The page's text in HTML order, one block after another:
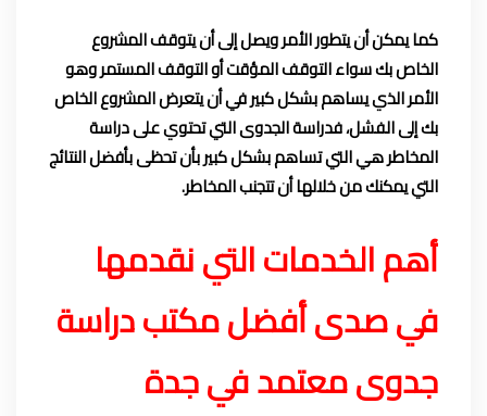
كما يمكن أن يتطور الأمر ويصل إلى أن يتوقف المشروع
الخاص بك سواء التوقف المؤقت أو التوقف المستمر وهو
الأمر الذي يساهم بشكل كبير في أن يتعرض المشروع الخاص
بك إلى الفشل، فدراسة الجدوى التي تحتوي على دراسة
المخاطر هي التي تساهم بشكل كبير بأن تحظى بأفضل النتائج
التي يمكنك من خلالها أن تتجنب المخاطر.
أهم الخدمات التي نقدمها
في صدى أفضل مكتب دراسة
جدوى معتمد في جدة